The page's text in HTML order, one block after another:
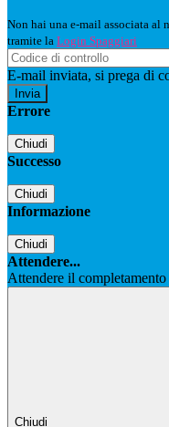
Non hai una e-mail associata al
tramite la Login Spaggiari
E-mail inviata, si prega di
Errore
Chiudi
Successo
Chiudi
Informazione
Chiudi
Attendere...
Attendere il
Chiudi